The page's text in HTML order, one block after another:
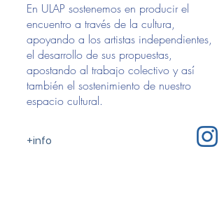
En ULAP sostenemos en producir el
encuentro a través de la cultura,
apoyando a los artistas independientes,
el desarrollo de sus propuestas,
apostando al trabajo colectivo y así
también el sostenimiento de nuestro
espacio cultural.
+info